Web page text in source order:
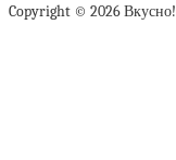
Copyright © 2026 Вкусно!